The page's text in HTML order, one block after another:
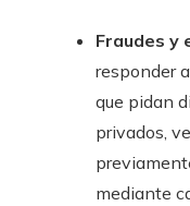
Fraudes y
responder
que pidan
privados,
mediante